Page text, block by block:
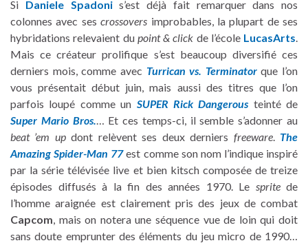
Si Daniele Spadonis’est déjà fait remarquer dans nos
colonnes avec sescrossovers improbables, la plupart de ses
hybridations relevaient du point & click de l’école LucasArts
Mais ce créateur prolifique s’est beaucoup diversifié ces
derniers mois, comme avec Turrican vs. Terminatorque l’on
vous présentait début juin, mais aussi des titres que l’on
parfois loupé comme un SUPER Rick Dangerous teinté de
Super Mario Bros. … Et ces temps-ci, il semble s’adonner au
beat ’em updont relèvent ses deux derniers freeware. The
Amazing Spider-Man 77est comme son nom l’indique inspiré
par la série télévisée live et bien kitsch composée de treize
épisodes diffusés à la fin des années 1970. Le spritede
l’homme araignée est clairement pris des jeux de combat
Capcom , mais on notera une séquence vue de loin qui doit
sans doute emprunter des éléments du jeu micro de 1990…